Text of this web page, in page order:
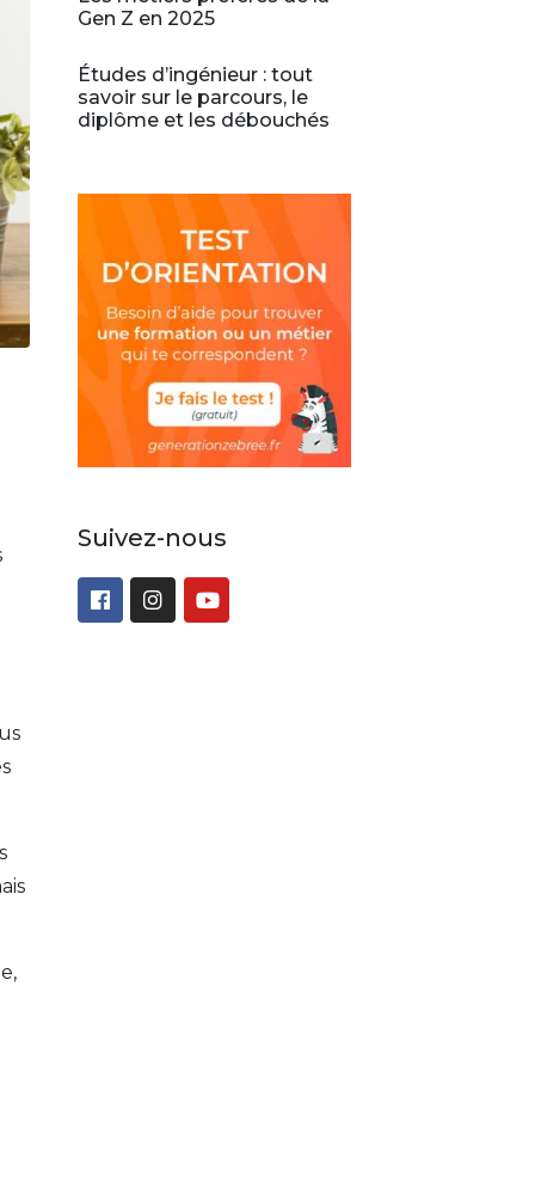
Gen Z en 2025
Études d’ingénieur : tout
savoir sur le parcours, le
diplôme et les débouchés
Suivez-nous